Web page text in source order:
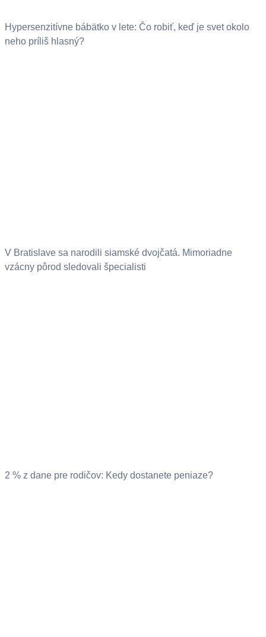
Hypersenzitívne bábätko v lete: Čo robiť, keď je svet okolo
neho príliš hlasný?
V Bratislave sa narodili siamské dvojčatá. Mimoriadne
vzácny pôrod sledovali špecialisti
2 % z dane pre rodičov: Kedy dostanete peniaze?